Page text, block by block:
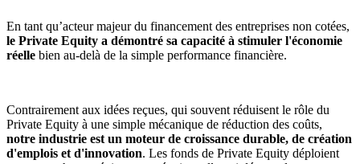
En tant qu’acteur majeur du financement des entreprises non cotées,
le Private Equity a démontré sa capacité à stimuler l'économie
réelle bien au-delà de la simple performance financière.
Contrairement aux idées reçues, qui souvent réduisent le rôle du
Private Equity à une simple mécanique de réduction des coûts,
notre industrie est un moteur de croissance durable, de création
d'emplois et d'innovation. Les fonds de Private Equity déploient